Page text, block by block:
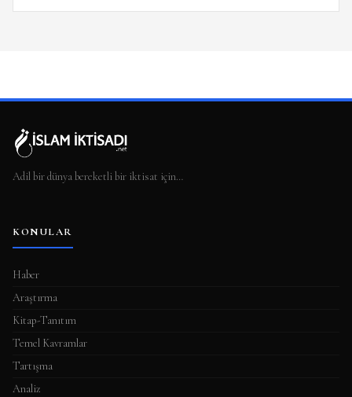
Adil bir dünya bereketli bir iktisat için…
KONULAR
Haber
Araştırma
Kitap-Tanıtım
Temel Kavramlar
Tartışma
Analiz